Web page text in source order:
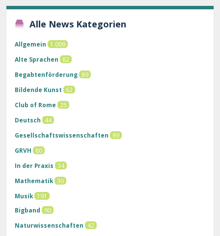
Alle News Kategorien
Allgemein
1.009
Alte Sprachen
82
Begabtenförderung 89
Bildende Kunst
62
Club of Rome
25
Deutsch
44
Gesellschaftswissenschaften
89
GRVH
80
In der Praxis 34
Mathematik 30
Musik 191
Bigband
90
Naturwissenschaften
42